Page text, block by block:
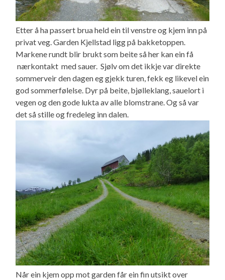
Etter å ha passert brua held ein til venstre og kjem inn på
privat veg. Garden Kjellstad ligg på bakketoppen.
Markene rundt blir brukt som beite så her kan ein få
nærkontakt med sauer. Sjølv om det ikkje var direkte
sommerveir den dagen eg gjekk turen, fekk eg likevel ein
god sommerfølelse. Dyr på beite, bjølleklang, sauelort i
vegen og den gode lukta av alle blomstrane. Og så var
det så stille og fredeleg inn dalen.
Når ein kjem opp mot garden får ein fin utsikt over